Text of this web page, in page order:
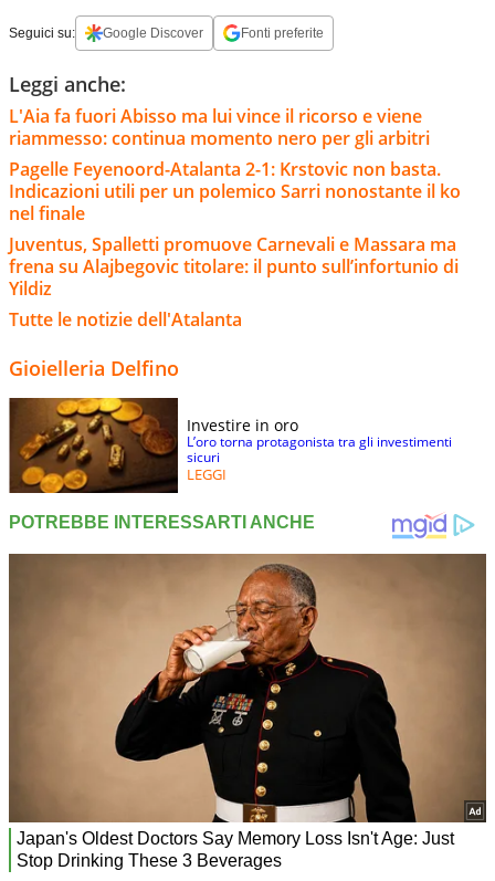
Seguici su: Google Discover Fonti preferite
Leggi anche:
L'Aia fa fuori Abisso ma lui vince il ricorso e viene
riammesso: continua momento nero per gli arbitri
Pagelle Feyenoord-Atalanta 2-1: Krstovic non basta.
Indicazioni utili per un polemico Sarri nonostante il ko
nel finale
Juventus, Spalletti promuove Carnevali e Massara ma
frena su Alajbegovic titolare: il punto sull’infortunio di
Yildiz
Tutte le notizie dell'Atalanta
Gioielleria Delfino
Investire in oro
L’oro torna protagonista tra gli investimenti
sicuri
LEGGI